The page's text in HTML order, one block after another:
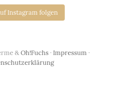
Instagram folgen
&Oh!Fuchs· Impressum ·